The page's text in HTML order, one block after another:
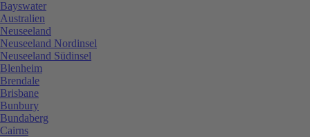
Bayswater
Australien
Neuseeland
Neuseeland Nordinsel
Neuseeland Südinsel
Blenheim
Brendale
Brisbane
Bunbury
Bundaberg
Cairns